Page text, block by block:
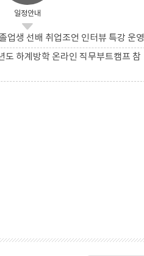
일정안내
업생 선배 취업조언 인터뷰 특강 운영
도 하계방학 온라인 직무부트캠프 참